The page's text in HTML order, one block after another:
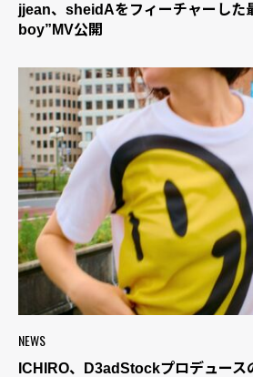
jjean、sheidAをフィーチャーした
boy”MV公開
NEWS
ICHIRO、D3adStockプロデュース